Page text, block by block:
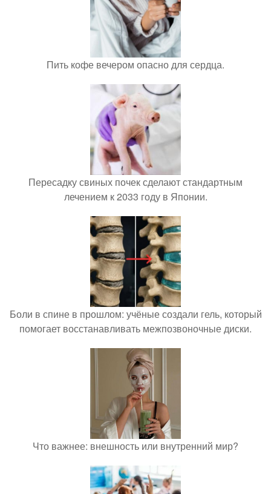
Пить кофе вечером опасно для сердца.
Пересадку свиных почек сделают стандартным
лечением к 2033 году в Японии.
Боли в спине в прошлом: учёные создали гель, который
помогает восстанавливать межпозвоночные диски.
Что важнее: внешность или внутренний мир?